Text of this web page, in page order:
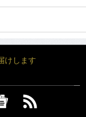
けします